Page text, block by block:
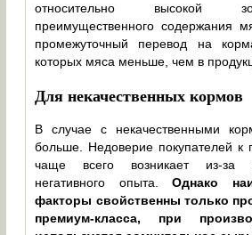
относительно высокой
преимущественного содержания
промежуточный перевод на
которых мяса меньше, чем в
Для некачественных кормов
В случае с некачественными
больше. Недоверие покупателей к
чаще всего возникает из-за
негативного опыта.Однако
факторы свойственны только
премиум-класса, при